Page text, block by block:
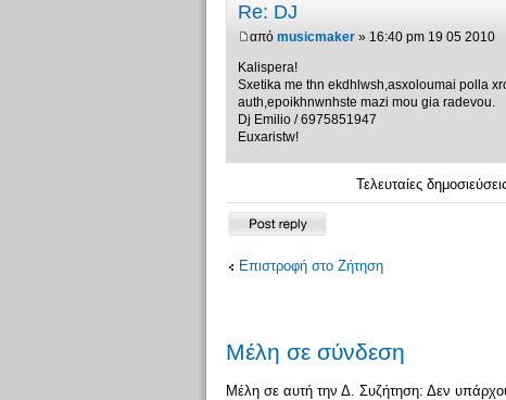
Re: DJ
από musicmaker» 16:40 pm 19 05 2010
Kalispera!
Sxetika me thn ekdhlwsh,asxoloumai polla
auth,epoikhnwnhste mazi mou gia radevou.
Dj Emilio / 6975851947
Euxaristw!
Τελευταίες
Δημιουργία
απάντησης
Επιστροφή στο Ζήτηση
Μέλη σε σύνδεση
Μέλη σε αυτή την Δ. Συζήτηση: Δεν